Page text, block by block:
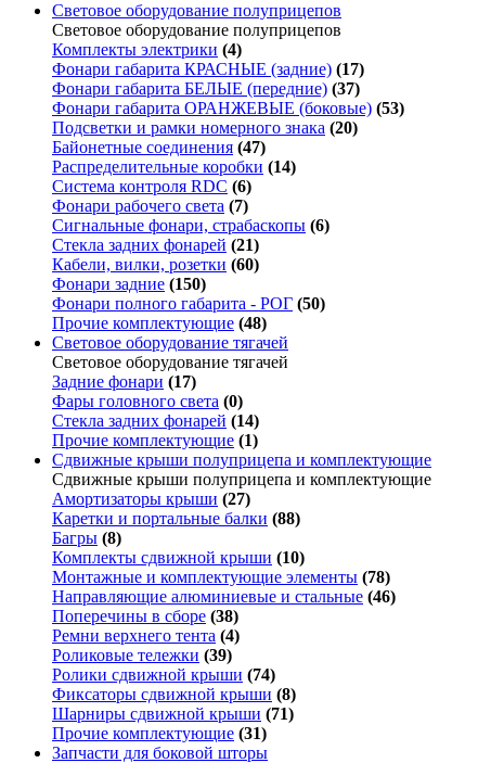
Световое оборудование полуприцепов
Световое оборудование полуприцепов
Комплекты электрики (4)
Фонари габарита КРАСНЫЕ (задние) (17)
Фонари габарита БЕЛЫЕ (передние) (37)
Фонари габарита ОРАНЖЕВЫЕ (боковые) (53)
Подсветки и рамки номерного знака (20)
Байонетные соединения (47)
Распределительные коробки (14)
Система контроля RDC (6)
Фонари рабочего света (7)
Сигнальные фонари, страбаскопы (6)
Стекла задних фонарей (21)
Кабели, вилки, розетки (60)
Фонари задние (150)
Фонари полного габарита - РОГ (50)
Прочие комплектующие (48)
Световое оборудование тягачей
Световое оборудование тягачей
Задние фонари (17)
Фары головного света (0)
Стекла задних фонарей (14)
Прочие комплектующие (1)
Сдвижные крыши полуприцепа и комплектующие
Сдвижные крыши полуприцепа и комплектующие
Амортизаторы крыши (27)
Каретки и портальные балки (88)
Багры (8)
Комплекты сдвижной крыши (10)
Монтажные и комплектующие элементы (78)
Направляющие алюминиевые и стальные (46)
Поперечины в сборе (38)
Ремни верхнего тента (4)
Роликовые тележки (39)
Ролики сдвижной крыши (74)
Фиксаторы сдвижной крыши (8)
Шарниры сдвижной крыши (71)
Прочие комплектующие (31)
Запчасти для боковой шторы